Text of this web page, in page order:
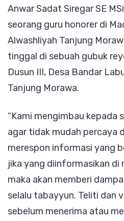
Anwar Sadat Siregar SE
seorang guru honorer di
Alwashliyah Tanjung
tinggal di sebuah gubuk
Dusun III, Desa Bandar
Tanjung Morawa.
“Kami mengimbau kepada
agar tidak mudah percaya
merespon informasi yang
jika yang diinformasikan di
maka akan memberi
selalu tabayyun. Teliti dan
sebelum menerima atau